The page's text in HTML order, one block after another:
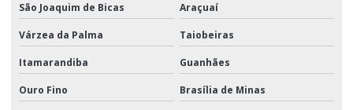
São Joaquim de Bicas Araçuaí
Várzea da Palma Taiobeiras
Itamarandiba Guanhães
Ouro Fino Brasília de Minas